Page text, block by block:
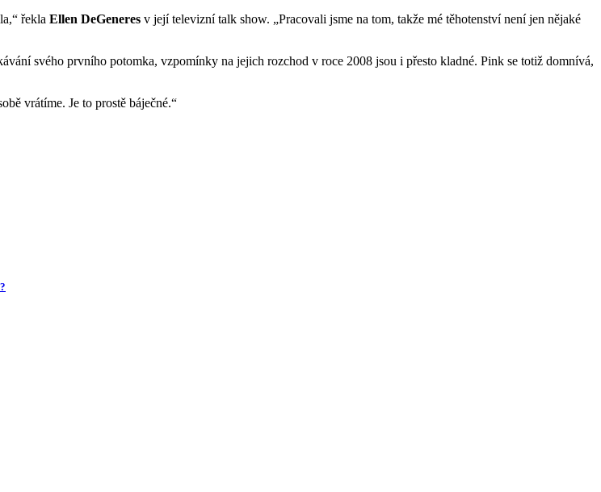
řekla Ellen DeGeneres v její televizní talk show. „Pracovali jsme na tom, takže mé těhotenství není jen nějaké
svého prvního potomka, vzpomínky na jejich rozchod v roce 2008 jsou i přesto kladné. Pink se totiž domnívá,
vrátíme. Je to prostě báječné.“